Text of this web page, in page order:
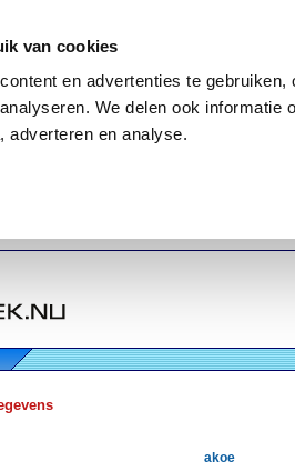
van cookies
en advertenties te
We delen ook informatie
adverteren en analyse.
akoe